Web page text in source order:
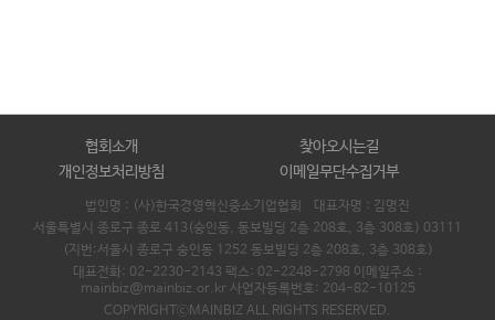
협회소개
찾아오시는길
개인정보처리방침
이메일무단수집거부
법인명 : (사)한국경영혁신중소기업협회 대표자명 : 김명진
서울특별시 종로구 종로 413(숭인동, 동보빌딩 2층 208호, 3층 308호) 03111
(지번:서울시 종로구 숭인동 1252 동보빌딩 2층 208호, 3층 308호)
대표전화: 02-2230-2143 팩스: 02-2248-2798 이메일주소 :
mainbiz@mainbiz.or.kr 사업자등록번호: 204-82-10125
COPYRIGHTⓒMAINBIZ ALL RIGHTS RESERVED.